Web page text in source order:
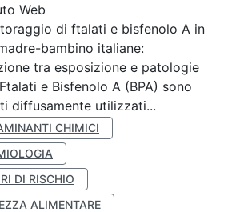
Web
di ftalati e bisfenolo A in
bambino italiane:
tra esposizione e patologie
e Bisfenolo A (BPA) sono
diffusamente utilizzati...
CHIMICI
DI RISCHIO
ALIMENTARE